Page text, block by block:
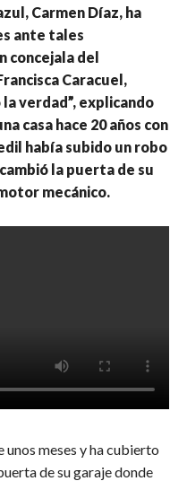
Carmen Díaz, ha
ante tales
concejala del
Caracuel,
verdad”, explicando
casa hace 20 años con
había subido un robo
la puerta de su
mecánico.
unos meses y ha cubierto
de su garaje donde